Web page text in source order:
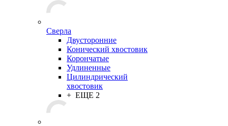
Сверла
Двусторонние
Конический хвостовик
Корончатые
Удлиненные
Цилиндрический
хвостовик
+ ЕЩЕ 2